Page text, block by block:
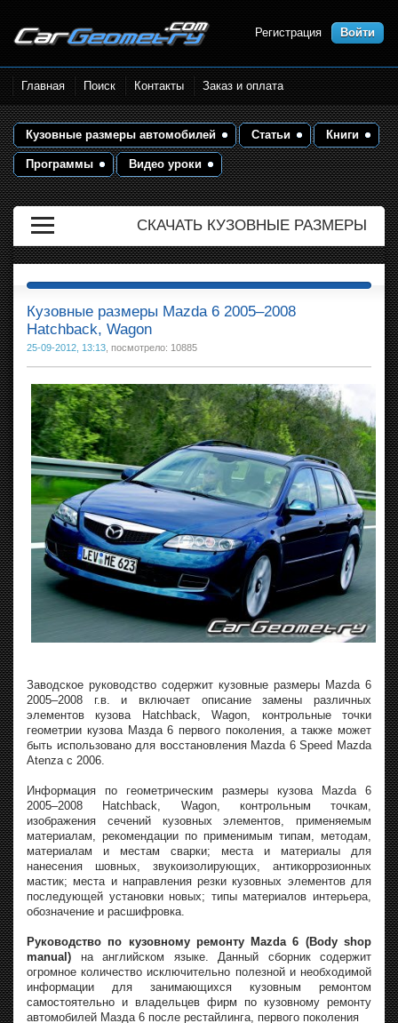
Размеры кузова автомобилей.
Контрольные точки и кузовные
размеры. Геометрия кузова
Регистрация Войти
Главная Поиск Контакты Заказ и оплата
Кузовные размеры автомобилей Статьи Книги
Программы Видео уроки
СКАЧАТЬ КУЗОВНЫЕ РАЗМЕРЫ
Кузовные размеры Mazda 6 2005–2008
Hatchback, Wagon
25-09-2012, 13:13 , посмотрело: 10885
Заводское руководство содержит кузовные размеры Mazda 6
2005–2008 г.в. и включает описание замены различных
элементов кузова Hatchback, Wagon, контрольные точки
геометрии кузова Мазда 6 первого поколения, а также может
быть использовано для восстановления Mazda 6 Speed Mazda
Atenza с 2006.
Информация по геометрическим размеры кузова Mazda 6
2005–2008 Hatchback, Wagon, контрольным точкам,
изображения сечений кузовных элементов, применяемым
материалам, рекомендации по применимым типам, методам,
материалам и местам сварки; места и материалы для
нанесения шовных, звукоизолирующих, антикоррозионных
мастик; места и направления резки кузовных элементов для
последующей установки новых; типы материалов интерьера,
обозначение и расшифровка.
Руководство по кузовному ремонту Mazda 6 (Body shop
manual) на английском языке. Данный сборник содержит
огромное количество исключительно полезной и необходимой
информации для занимающихся кузовным ремонтом
самостоятельно и владельцев фирм по кузовному ремонту
автомобилей Мазда 6 после рестайлинга, первого поколения